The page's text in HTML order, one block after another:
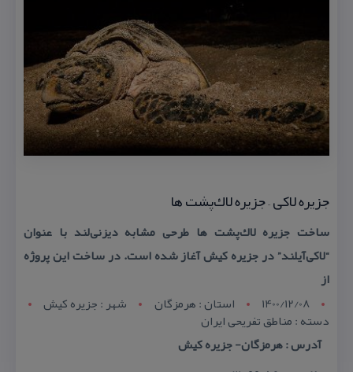
جزیره لاكی – جزیره لاك‌پشت ‌ها
ساخت جزیره لاك‌پشت ها طرحی مشابه دیزنی‌لند با عنوان
“لاكی‌آیلند” در جزیره كیش آغاز شده است. در ساخت این پروژه
از
1400/12/08
استان : هرمزگان شهر : جزيره کيش
دسته : مناطق تفریحی ایران
آدرس : هرمزگان- جزیره كیش